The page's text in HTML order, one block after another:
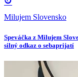
Milujem Slovensko
Speváčka z Milujem
silný odkaz o sebaprijatí